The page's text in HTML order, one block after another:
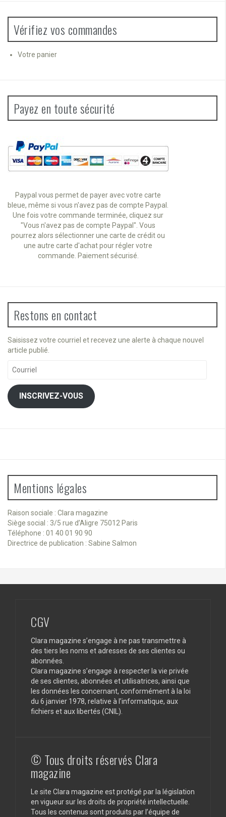
Vérifiez vos commandes
Votre panier
Payez en toute sécurité
Paypal vous permet de payer avec votre carte
bleue, même si vous n'avez pas de compte Paypal.
Une fois votre commande terminée, cliquez sur
"Vous n'avez pas de compte Paypal". Vous
pourrez alors sélectionner une carte de crédit ou
une autre carte d'achat pour régler votre
commande. Paiement sécurisé.
Restons en contact
Saisissez votre courriel et recevez une alerte à chaque nouvel
article publié.
INSCRIVEZ-VOUS
Mentions légales
Raison sociale : Clara magazine
Siège social : 3/5 rue d’Aligre 75012 Paris
Téléphone : 01 40 01 90 90
Directrice de publication : Sabine Salmon
CGV
Clara magazine s’engage à ne pas transmettre à
des tiers les noms et adresses de ses clientes ou
abonnées.
Clara magazine s’engage à respecter la vie privée
de ses clientes, abonnées et utilisatrices, ainsi que
les données les concernant, conformément à la loi
du 6 janvier 1978, relative à l’informatique, aux
fichiers et aux libertés (CNIL).
© Tous droits réservés Clara
magazine
Le site Clara magazine est protégé par la législation
en vigueur sur les droits de propriété intellectuelle.
Tous les contenus sont produits par l’équipe de